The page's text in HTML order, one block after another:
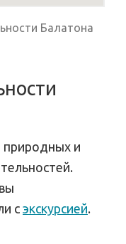
Балатона
природных и
с экскурсией.